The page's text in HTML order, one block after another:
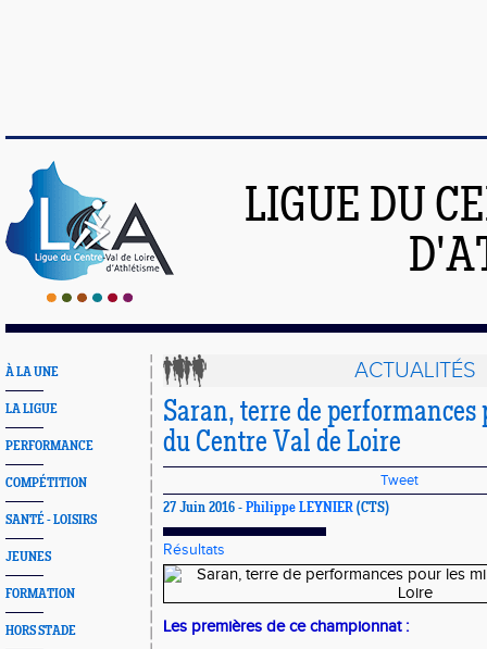
LIGUE DU
À LA UNE
LA LIGUE
PERFORMANCE
COMPÉTITION
SANTÉ - LOISIRS
JEUNES
FORMATION
HORS STADE
ACTUALITÉS
Saran, terre de
du Centre Val de Loire
Tweet
27 Juin 2016 - Philippe LEYNIER (CTS)
Résultats
Les premières de ce championnat :